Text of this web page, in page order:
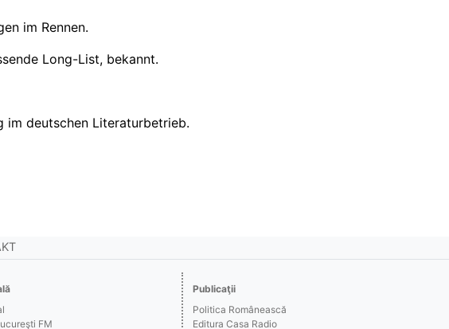
im Rennen.
Long-List, bekannt.
im deutschen Literaturbetrieb.
FM
Publicaţii
Politica Românească
Editura Casa Radio